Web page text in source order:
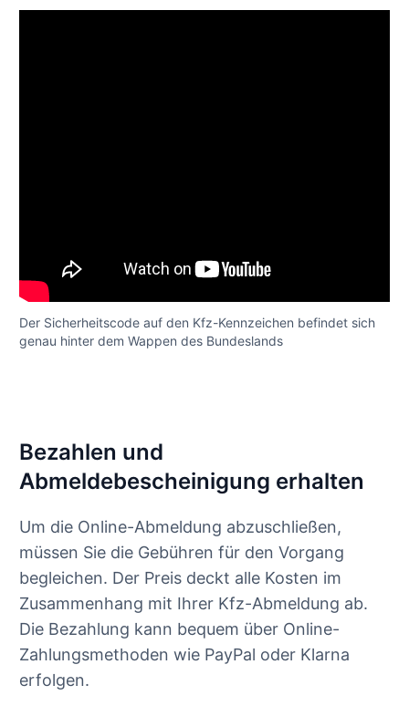
Der Sicherheitscode auf den Kfz-Kennzeichen befindet sich
genau hinter dem Wappen des Bundeslands
Bezahlen und
Abmeldebescheinigung erhalten
Um die Online-Abmeldung abzuschließen,
müssen Sie die Gebühren für den Vorgang
begleichen. Der Preis deckt alle Kosten im
Zusammenhang mit Ihrer Kfz-Abmeldung ab.
Die Bezahlung kann bequem über Online-
Zahlungsmethoden wie PayPal oder Klarna
erfolgen.